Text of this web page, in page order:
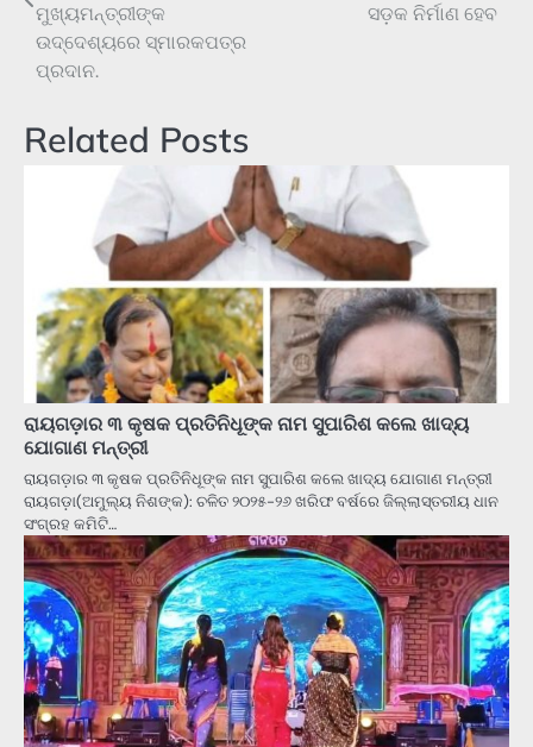
ମୁଖ୍ୟମନ୍ତ୍ରୀଙ୍କ
ଉଦ୍ଦେଶ୍ୟରେ ସ୍ମାରକପତ୍ର
ପ୍ରଦାନ.
ସଡ଼କ ନିର୍ମାଣ ହେବ
Related Posts
ରାୟଗଡ଼ାର ୩ କୃଷକ ପ୍ରତିନିଧୂଙ୍କ ନାମ ସୁପାରିଶ କଲେ ଖାଦ୍ୟ
ଯୋଗାଣ ମନ୍ତ୍ରୀ
ରାୟଗଡ଼ାର ୩ କୃଷକ ପ୍ରତିନିଧୂଙ୍କ ନାମ ସୁପାରିଶ କଲେ ଖାଦ୍ୟ ଯୋଗାଣ ମନ୍ତ୍ରୀ
ରାୟଗଡ଼ା(ଅମୁଲ୍ୟ ନିଶଙ୍କ): ଚଳିତ ୨୦୨୫-୨୬ ଖରିଫ ବର୍ଷରେ ଜିଲ୍ଲାସ୍ତରୀୟ ଧାନ
ସଂଗ୍ରହ କମିଟି…